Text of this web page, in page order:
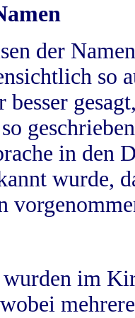
der
so
besser
in
wurde,
im